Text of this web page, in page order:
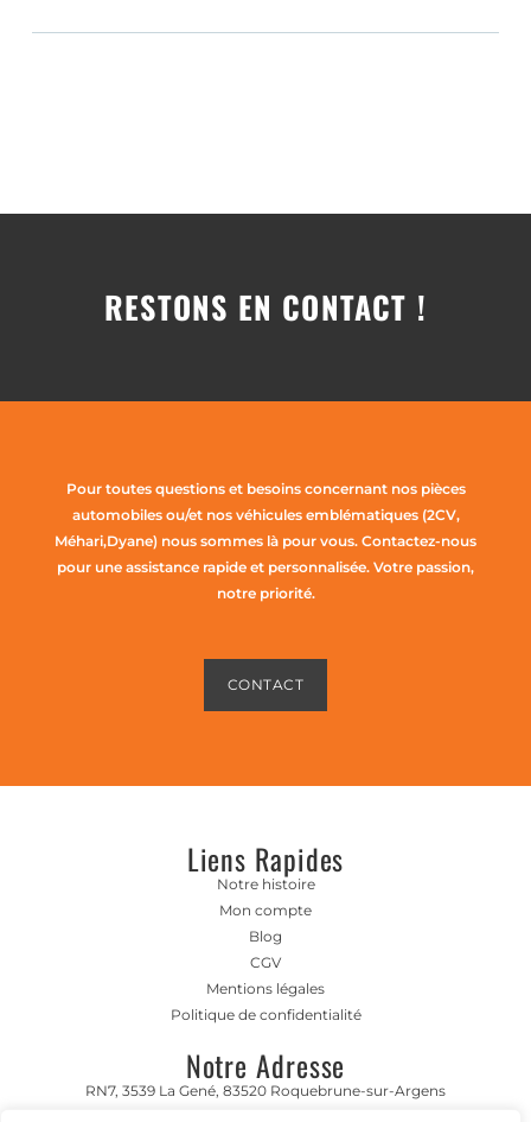
RESTONS EN CONTACT !
Pour toutes questions et besoins concernant nos pièces
automobiles ou/et nos véhicules emblématiques (2CV,
Méhari,Dyane) nous sommes là pour vous. Contactez-nous
pour une assistance rapide et personnalisée. Votre passion,
notre priorité.
CONTACT
Liens Rapides
Notre histoire
Mon compte
Blog
CGV
Mentions légales
Politique de confidentialité
Notre Adresse
RN7, 3539 La Gené, 83520 Roquebrune-sur-Argens